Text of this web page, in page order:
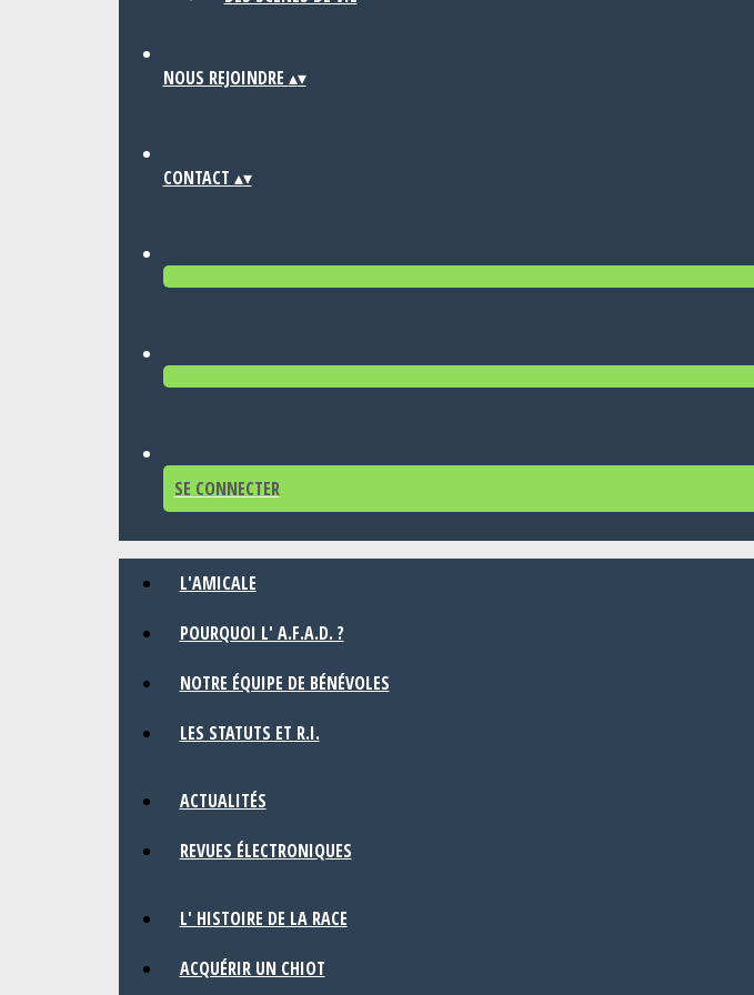
NOUS REJOINDRE ▴▾
CONTACT ▴▾
SE CONNECTER
L'AMICALE
POURQUOI L' A.F.A.D. ?
NOTRE ÉQUIPE DE BÉNÉVOLES
LES STATUTS ET R.I.
ACTUALITÉS
REVUES ÉLECTRONIQUES
L' HISTOIRE DE LA RACE
ACQUÉRIR UN CHIOT